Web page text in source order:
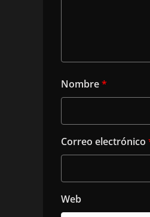
Nombre*
Correo electrónico
Web